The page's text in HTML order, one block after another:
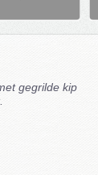
gegrilde kip